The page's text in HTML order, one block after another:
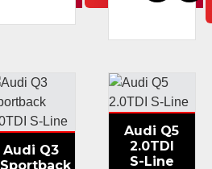
Audi Q3
Sportback
Audi Q5
2.0TDI
S-Line